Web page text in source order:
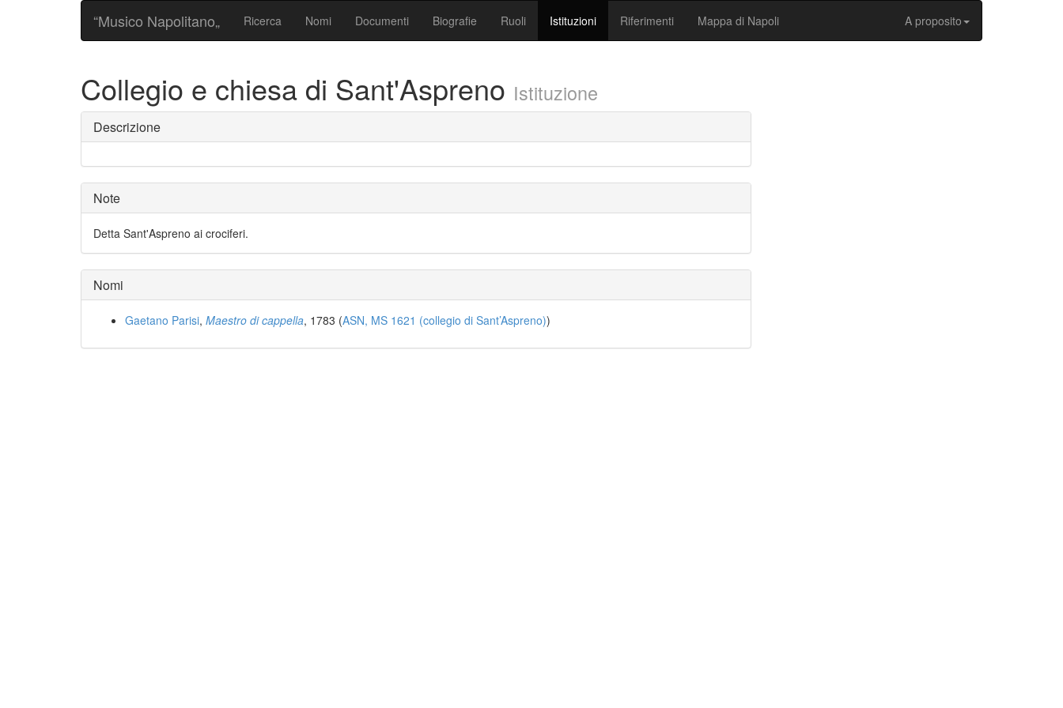
“Musico Napolitano„ Ricerca Nomi Documenti Biografie Ruoli Istituzioni Riferimenti Mappa di Napoli A proposito
Collegio e chiesa di Sant'Aspreno Istituzione
Descrizione
Note
Detta Sant'Aspreno ai crociferi.
Nomi
Gaetano Parisi, Maestro di cappella, 1783 (ASN, MS 1621 (collegio di Sant’Aspreno))